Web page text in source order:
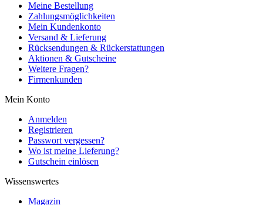
Meine Bestellung
Zahlungsmöglichkeiten
Mein Kundenkonto
Versand & Lieferung
Rücksendungen & Rückerstattungen
Aktionen & Gutscheine
Weitere Fragen?
Firmenkunden
Mein Konto
Anmelden
Registrieren
Passwort vergessen?
Wo ist meine Lieferung?
Gutschein einlösen
Wissenswertes
Magazin